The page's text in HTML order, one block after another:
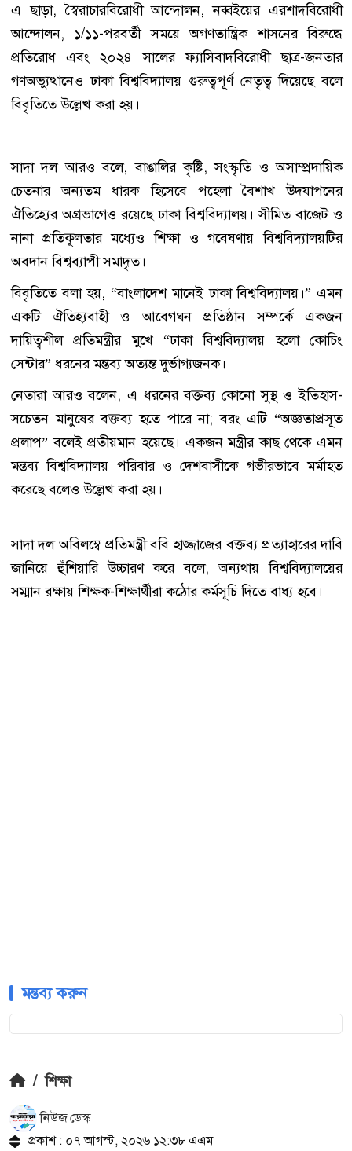
এ ছাড়া, স্বৈরাচারবিরোধী আন্দোলন, নব্বইয়ের এরশাদবিরোধী
আন্দোলন, ১/১১-পরবর্তী সময়ে অগণতান্ত্রিক শাসনের বিরুদ্ধে
প্রতিরোধ এবং ২০২৪ সালের ফ্যাসিবাদবিরোধী ছাত্র-জনতার
গণঅভ্যুত্থানেও ঢাকা বিশ্ববিদ্যালয় গুরুত্বপূর্ণ নেতৃত্ব দিয়েছে বলে
বিবৃতিতে উল্লেখ করা হয়।
সাদা দল আরও বলে, বাঙালির কৃষ্টি, সংস্কৃতি ও অসাম্প্রদায়িক
চেতনার অন্যতম ধারক হিসেবে পহেলা বৈশাখ উদযাপনের
ঐতিহ্যের অগ্রভাগেও রয়েছে ঢাকা বিশ্ববিদ্যালয়। সীমিত বাজেট ও
নানা প্রতিকূলতার মধ্যেও শিক্ষা ও গবেষণায় বিশ্ববিদ্যালয়টির
অবদান বিশ্বব্যাপী সমাদৃত।
বিবৃতিতে বলা হয়, “বাংলাদেশ মানেই ঢাকা বিশ্ববিদ্যালয়।” এমন
একটি ঐতিহ্যবাহী ও আবেগঘন প্রতিষ্ঠান সম্পর্কে একজন
দায়িত্বশীল প্রতিমন্ত্রীর মুখে “ঢাকা বিশ্ববিদ্যালয় হলো কোচিং
সেন্টার” ধরনের মন্তব্য অত্যন্ত দুর্ভাগ্যজনক।
নেতারা আরও বলেন, এ ধরনের বক্তব্য কোনো সুস্থ ও ইতিহাস-
সচেতন মানুষের বক্তব্য হতে পারে না; বরং এটি “অজ্ঞতাপ্রসূত
প্রলাপ” বলেই প্রতীয়মান হয়েছে। একজন মন্ত্রীর কাছ থেকে এমন
মন্তব্য বিশ্ববিদ্যালয় পরিবার ও দেশবাসীকে গভীরভাবে মর্মাহত
করেছে বলেও উল্লেখ করা হয়।
সাদা দল অবিলম্বে প্রতিমন্ত্রী ববি হাজ্জাজের বক্তব্য প্রত্যাহারের দাবি
জানিয়ে হুঁশিয়ারি উচ্চারণ করে বলে, অন্যথায় বিশ্ববিদ্যালয়ের
সম্মান রক্ষায় শিক্ষক-শিক্ষার্থীরা কঠোর কর্মসূচি দিতে বাধ্য হবে।
মন্তব্য করুন
/ শিক্ষা
নিউজ ডেস্ক
প্রকাশ : ০৭ আগস্ট, ২০২৬ ১২:৩৮ এএম